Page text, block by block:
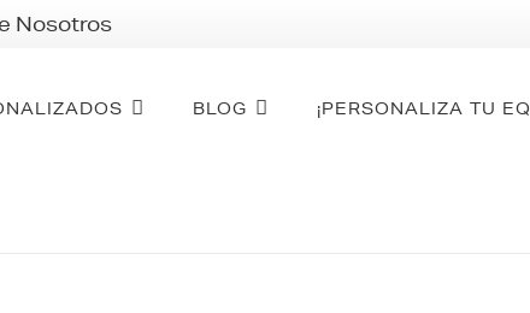
Nosotros
BLOG ¡PERSONALIZA TU